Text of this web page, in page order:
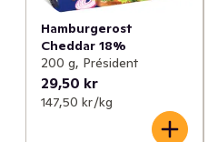
Hamburgerost
Cheddar 18%
200 g, Président
29,50 kr
147,50 kr /kg